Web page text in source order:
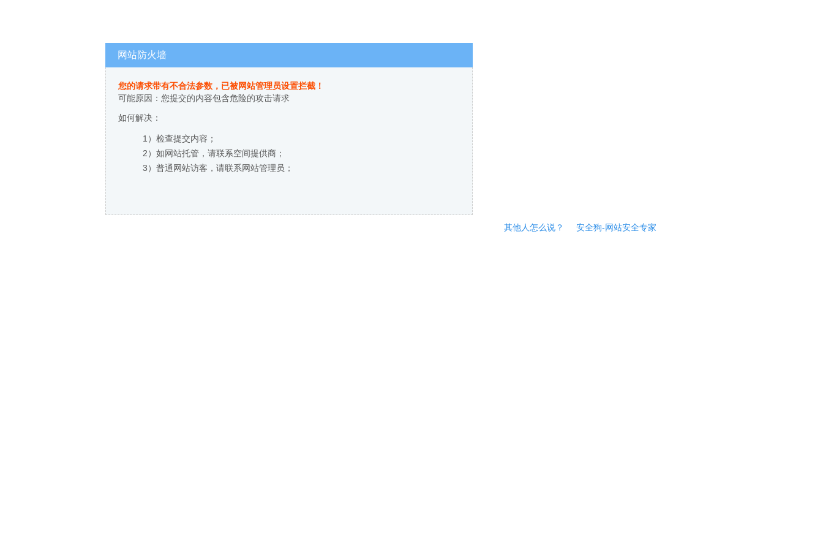
网站防火墙
您的请求带有不合法参数，已被网站管理员设置拦截！
可能原因：您提交的内容包含危险的攻击请求
如何解决：
1）检查提交内容；
2）如网站托管，请联系空间提供商；
3）普通网站访客，请联系网站管理员；
其他人怎么说？ 安全狗-网站安全专家